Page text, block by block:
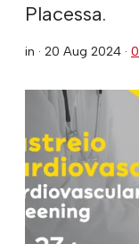
Placessa.
in · 20 Aug 2024 ·